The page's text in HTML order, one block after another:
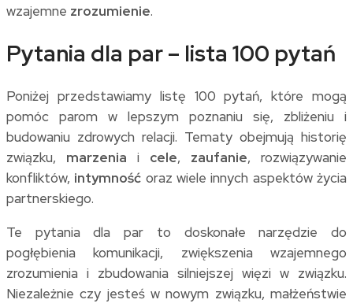
wzajemne zrozumienie.
Pytania dla par – lista 100 pytań
Poniżej przedstawiamy listę 100 pytań, które mogą
pomóc parom w lepszym poznaniu się, zbliżeniu i
budowaniu zdrowych relacji. Tematy obejmują historię
związku, marzenia i cele, zaufanie, rozwiązywanie
konfliktów, intymność oraz wiele innych aspektów życia
partnerskiego.
Te pytania dla par to doskonałe narzędzie do
pogłębienia komunikacji, zwiększenia wzajemnego
zrozumienia i zbudowania silniejszej więzi w związku.
Niezależnie czy jesteś w nowym związku, małżeństwie